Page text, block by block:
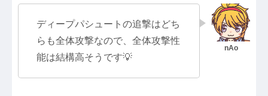
ディープパシュートの追撃はどち
らも全体攻撃なので、全体攻撃性
能は結構高そうです💡